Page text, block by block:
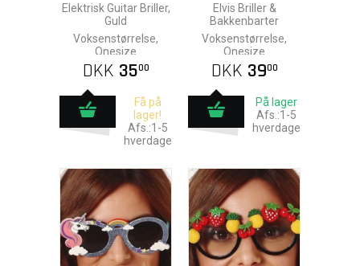
Elektrisk Guitar Briller,
Guld
Voksenstørrelse,
Onesize
DKK 3500
Få på
lager!
Afs.:1-5
hverdage
Elvis Briller &
Bakkenbarter
Voksenstørrelse,
Onesize
DKK 3900
På lager
Afs.:1-5
hverdage